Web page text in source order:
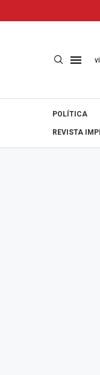
POLÍTICA
REVISTA